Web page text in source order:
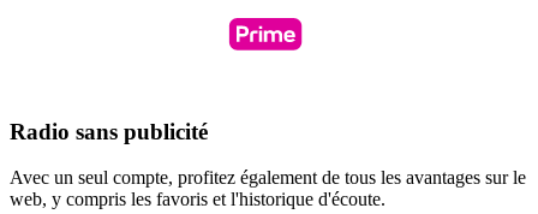
Radio sans publicité
Avec un seul compte, profitez également de tous les avantages sur le
web, y compris les favoris et l'historique d'écoute.